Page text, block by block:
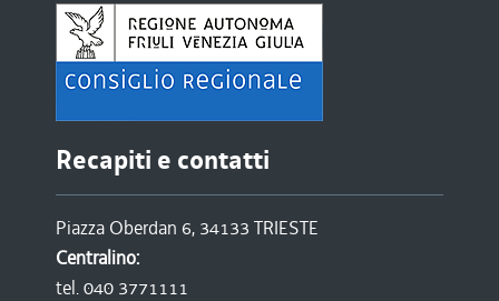
Recapiti e contatti
Piazza Oberdan 6, 34133 TRIESTE
Centralino:
tel. 040 3771111